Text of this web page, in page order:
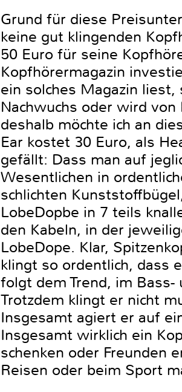
Grund für diese
keine gut klingenden
50 Euro für seine
Kopfhörermagazin
ein solches Magazin
Nachwuchs oder wird
deshalb möchte ich an
Ear kostet 30 Euro, als
gefällt: Dass man auf
Wesentlichen in
schlichten
LobeDopbe in 7 teils
den Kabeln, in der
LobeDope. Klar,
klingt so ordentlich, dass
folgt dem Trend, im Bass-
Trotzdem klingt er nicht
Insgesamt agiert er auf
Insgesamt wirklich ein
schenken oder Freunden
Reisen oder beim Sport